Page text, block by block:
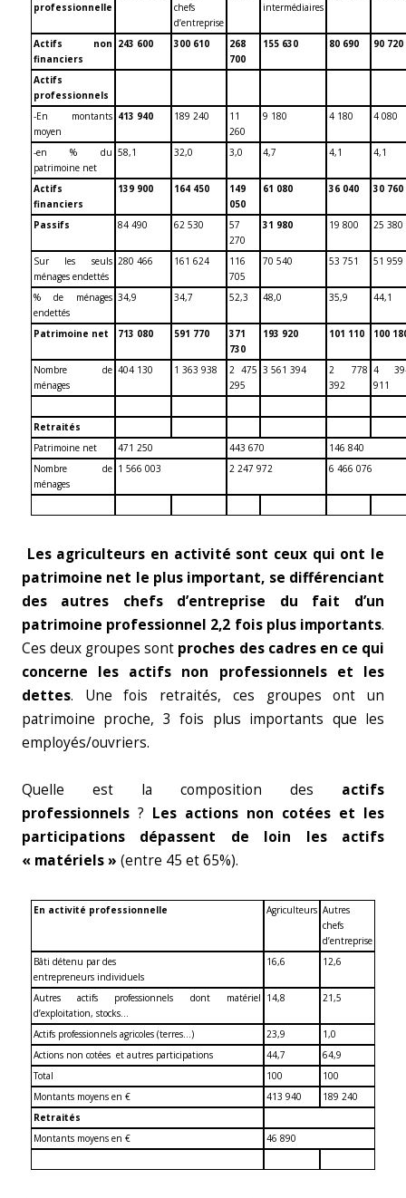
professionnelle
chefs
d’entreprise
intermédiaires
Actifs non
financiers
243 600 300 610
268
700
155 630 80 690 90 720
Actifs
professionnels
-En montants
moyen
413 940 189 240
11
260
9 180 4 180 4 080
-en % du
patrimoine net
58,1 32,0 3,0 4,7 4,1 4,1
Actifs
financiers
139 900 164 450
149
050
61 080 36 040 30 760
Passifs 84 490 62 530
57
270
31 980 19 800 25 380
Sur les seuls
ménages endettés
280 466 161 624
116
705
70 540 53 751 51 959
% de ménages
endettés
34,9 34,7 52,3 48,0 35,9 44,1
Patrimoine net 713 080 591 770
371
730
193 920 101 110 100
Nombre de
ménages
404 130 1 363 938
2 475
295
3 561 394
2 778
392
4
911
Retraités
Patrimoine net
471 250 443 670
146 840
Nombre de
ménages
1 566 003 2 247 972 6 466 076
Les agriculteurs en activité sont ceux qui ont le
patrimoine net le plus important, se différenciant
des autres chefs d’entreprise du fait d’un
patrimoine professionnel 2,2 fois plus importants.
Ces deux groupes sont proches des cadres en ce qui
concerne les actifs non professionnels et les
dettes. Une fois retraités, ces groupes ont un
patrimoine proche, 3 fois plus importants que les
employés/ouvriers.
Quelle est la composition des actifs
professionnels ? Les actions non cotées et les
participations dépassent de loin les actifs
« matériels» (entre 45 et 65%).
En activité professionnelle Agriculteurs Autres
chefs
d’entreprise
Bâti détenu par des
entrepreneurs individuels
16,6 12,6
Autres actifs professionnels dont matériel
d’exploitation, stocks…
14,8 21,5
Actifs professionnels agricoles (terres…) 23,9
1,0
Actions non cotées et autres participations
44,7
64,9
Total
100
100
Montants moyens en €
413 940
189 240
Retraités
Montants moyens en €
46 890